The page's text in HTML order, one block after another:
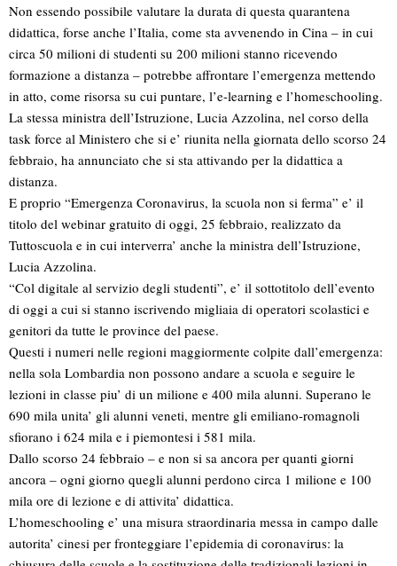
Non essendo possibile valutare la durata di questa quarantena
didattica, forse anche l’Italia, come sta avvenendo in Cina – in cui
circa 50 milioni di studenti su 200 milioni stanno ricevendo
formazione a distanza – potrebbe affrontare l’emergenza mettendo
in atto, come risorsa su cui puntare, l’e-learning e l’homeschooling.
La stessa ministra dell’Istruzione, Lucia Azzolina, nel corso della
task force al Ministero che si e’ riunita nella giornata dello scorso 24
febbraio, ha annunciato che si sta attivando per la didattica a
distanza.
E proprio “Emergenza Coronavirus, la scuola non si ferma” e’ il
titolo del webinar gratuito di oggi, 25 febbraio, realizzato da
Tuttoscuola e in cui interverra’ anche la ministra dell’Istruzione,
Lucia Azzolina.
“Col digitale al servizio degli studenti”, e’ il sottotitolo dell’evento
di oggi a cui si stanno iscrivendo migliaia di operatori scolastici e
genitori da tutte le province del paese.
Questi i numeri nelle regioni maggiormente colpite dall’emergenza:
nella sola Lombardia non possono andare a scuola e seguire le
lezioni in classe piu’ di un milione e 400 mila alunni. Superano le
690 mila unita’ gli alunni veneti, mentre gli emiliano-romagnoli
sfiorano i 624 mila e i piemontesi i 581 mila.
Dallo scorso 24 febbraio – e non si sa ancora per quanti giorni
ancora – ogni giorno quegli alunni perdono circa 1 milione e 100
mila ore di lezione e di attivita’ didattica.
L’homeschooling e’ una misura straordinaria messa in campo dalle
autorita’ cinesi per fronteggiare l’epidemia di coronavirus: la